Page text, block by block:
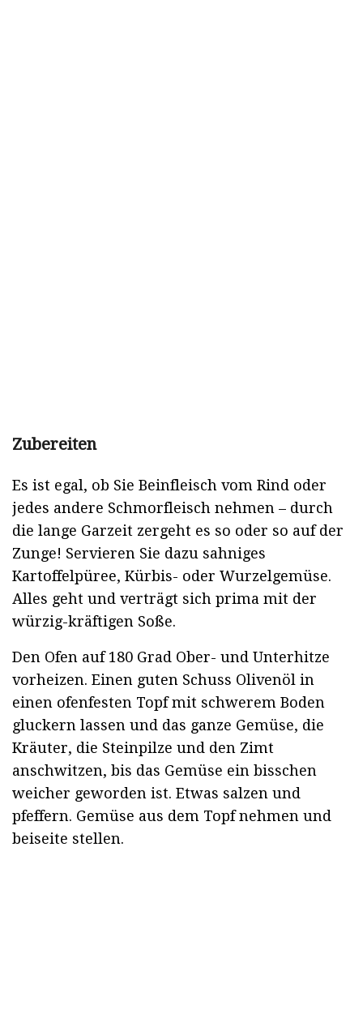
Zubereiten
Es ist egal, ob Sie Beinfleisch vom Rind oder
jedes andere Schmorfleisch nehmen – durch
die lange Garzeit zergeht es so oder so auf der
Zunge! Servieren Sie dazu sahniges
Kartoffelpüree, Kürbis- oder Wurzelgemüse.
Alles geht und verträgt sich prima mit der
würzig-kräftigen Soße.
Den Ofen auf 180 Grad Ober- und Unterhitze
vorheizen. Einen guten Schuss Olivenöl in
einen ofenfesten Topf mit schwerem Boden
gluckern lassen und das ganze Gemüse, die
Kräuter, die Steinpilze und den Zimt
anschwitzen, bis das Gemüse ein bisschen
weicher geworden ist. Etwas salzen und
pfeffern. Gemüse aus dem Topf nehmen und
beiseite stellen.